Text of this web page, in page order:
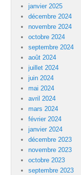
janvier 2025
décembre 2024
novembre 2024
octobre 2024
septembre 2024
août 2024
juillet 2024
juin 2024
mai 2024
avril 2024
mars 2024
février 2024
janvier 2024
décembre 2023
novembre 2023
octobre 2023
septembre 2023